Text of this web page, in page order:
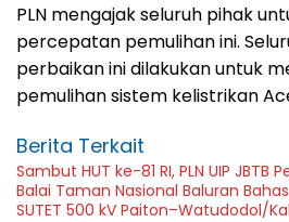
PLN mengajak seluruh pihak
percepatan pemulihan ini.
perbaikan ini dilakukan untuk
pemulihan sistem kelistrikan
Berita Terkait
Sambut HUT ke-81 RI, PLN UIP JBTB
Balai Taman Nasional Baluran
SUTET 500 kV Paiton–Watudodol/